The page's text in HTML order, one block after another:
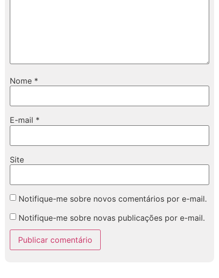
Nome *
E-mail *
Site
Notifique-me sobre novos comentários por e-mail.
Notifique-me sobre novas publicações por e-mail.